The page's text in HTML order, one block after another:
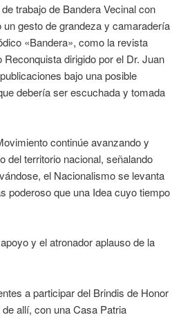
trabajo de Bandera Vecinal con
gesto de grandeza y camaradería
«Bandera», como la revista
dirigido por el Dr. Juan
bajo una posible
debería ser escuchada y tomada
continúe avanzando y
del territorio nacional, señalando
el Nacionalismo se levanta
poderoso que una Idea cuyo tiempo
y el atronador aplauso de la
a participar del Brindis de Honor
allí, con una Casa Patria